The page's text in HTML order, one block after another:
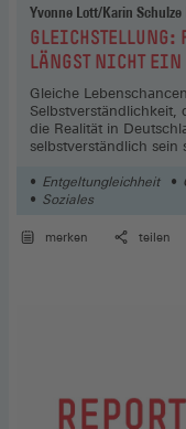
Yvonne Lott/Karin
:GLEICHSTELLUNG:
LÄNGST NICHT EIN
Gleiche
die Realität in
selbstverständlich sein
Entgeltungleichheit
Soziales
merken teilen